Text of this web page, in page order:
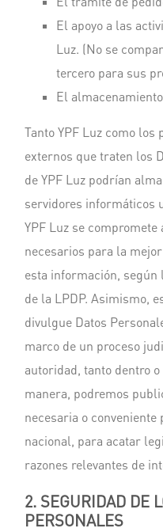
El apoyo a las
Luz. (No se
tercero para sus
El
Tanto YPF Luz como los
externos que traten los
de YPF Luz podrían
servidores informáticos
YPF Luz se
necesarios para la
esta información, según
de la LPDP. Asimismo,
divulgue Datos
marco de un proceso
autoridad, tanto dentro
manera, podremos
necesaria o
nacional, para acatar
razones relevantes de
2. SEGURIDAD DE
PERSONALES